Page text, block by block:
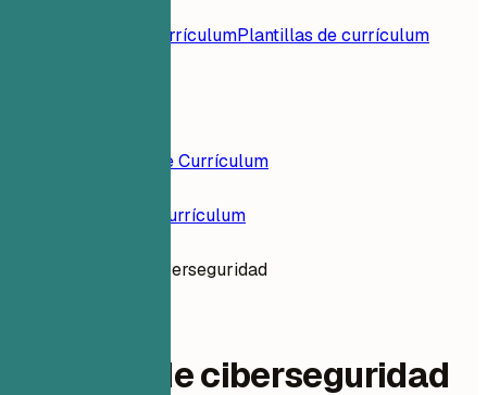
Ejemplos de currículumPlantillas de currículum
Constructor de Currículum
Ejemplos de Currículum
Analista de ciberseguridad
Analista de ciberseguridad